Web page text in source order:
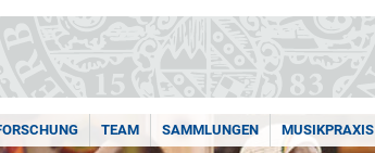
TEAM SAMMLUNGEN MUSIKPRAXIS